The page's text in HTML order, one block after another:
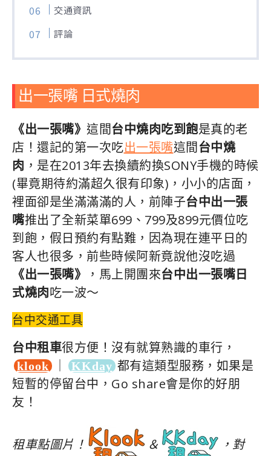
交通資訊
評論
出一張嘴 日式燒肉
《出一張嘴》 這間台中燒肉吃到飽是真的老
店！還記的第一次吃出一張嘴這間台中燒
肉 ，是在2013年去換續約換SONY手機的時候
(畢竟期待約滿超久很有印象)，小小的店面，
裡面卻是坐滿滿滿的人，前陣子台中出一張
嘴推出了全新菜單699、799及899元價位吃
到飽，假日預約有點難，因為現在連平日的
客人也很多，前些時候阿新竟說他沒吃過
《出一張嘴》
，馬上開團來台中出一張嘴日
式燒肉吃一波～
台中交通工具
台中租車很方便！沒有就算熟識的車行，
klook KKday 都有這類型服務，如果是
短暫的停留台中，Go share會是你的好朋
友！
租車點圖片！ ＆ ，對